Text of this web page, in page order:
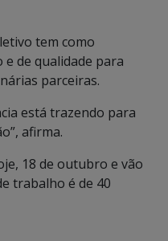
tem como
de qualidade para
parceiras.
está trazendo para
afirma.
18 de outubro e vão
trabalho é de 40